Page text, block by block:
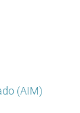
(AIM)